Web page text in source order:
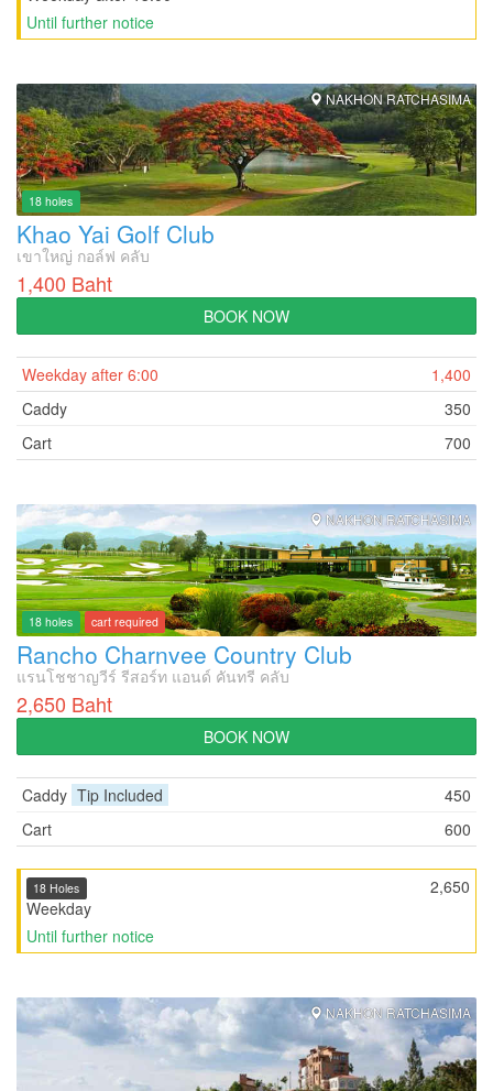
Until further notice
NAKHON RATCHASIMA
18 holes
Khao Yai Golf Club
เขาใหญ่ กอล์ฟ คลับ
1,400 Baht
BOOK NOW
Weekday after 6:00
1,400
Caddy
350
Cart
700
NAKHON RATCHASIMA
18 holes cart required
Rancho Charnvee Country Club
แรนโชชาญวีร์ รีสอร์ท แอนด์ คันทรี คลับ
2,650 Baht
BOOK NOW
Caddy Tip Included
450
Cart
600
2,650
18 Holes
Weekday
Until further notice
NAKHON RATCHASIMA